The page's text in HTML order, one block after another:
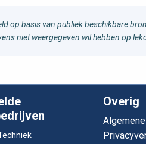
op basis van publiek beschikbare
niet weergegeven wil hebben op
Overig